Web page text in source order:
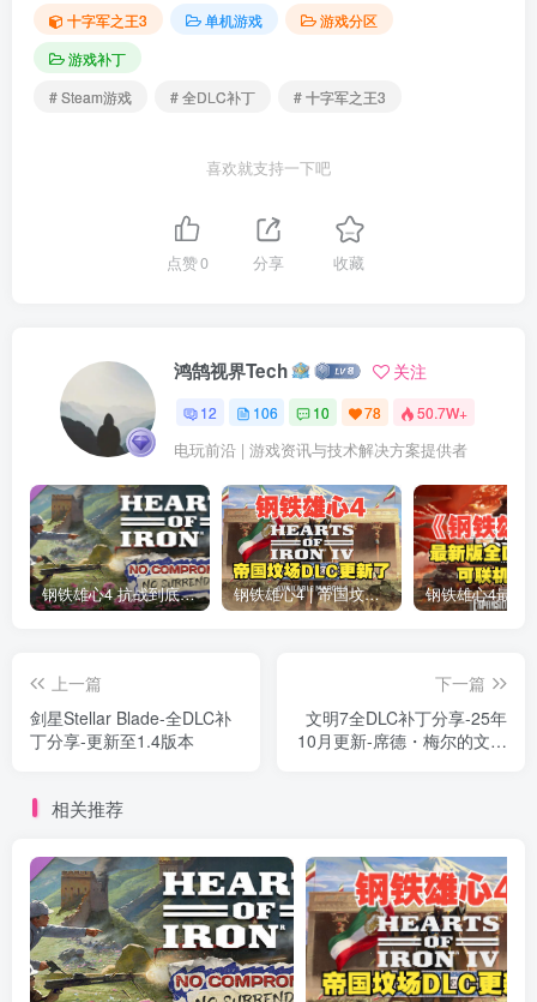
十字军之王3 单机游戏
游戏分区
游戏补丁
# Steam游戏
# 全DLC补丁 # 十字军之王3
喜欢就支持一下吧
点赞0 分享 收藏
鸿鹄视界Tech 关注
12 106 10 78 50.7W+
电玩前沿 | 游戏资讯与技术解决方案提供者
钢铁雄心4 抗战到底全DLC解锁补丁免费分享 1.17最新版2025 钢铁雄心4 | 帝国坟场全DLC解锁补丁免费下载_1.16最新版2025
上一篇
剑星Stellar Blade-全DLC补
丁分享-更新至1.4版本
下一篇
文明7全DLC补丁分享-25年
10月更新-席德・梅尔的文明
相关推荐